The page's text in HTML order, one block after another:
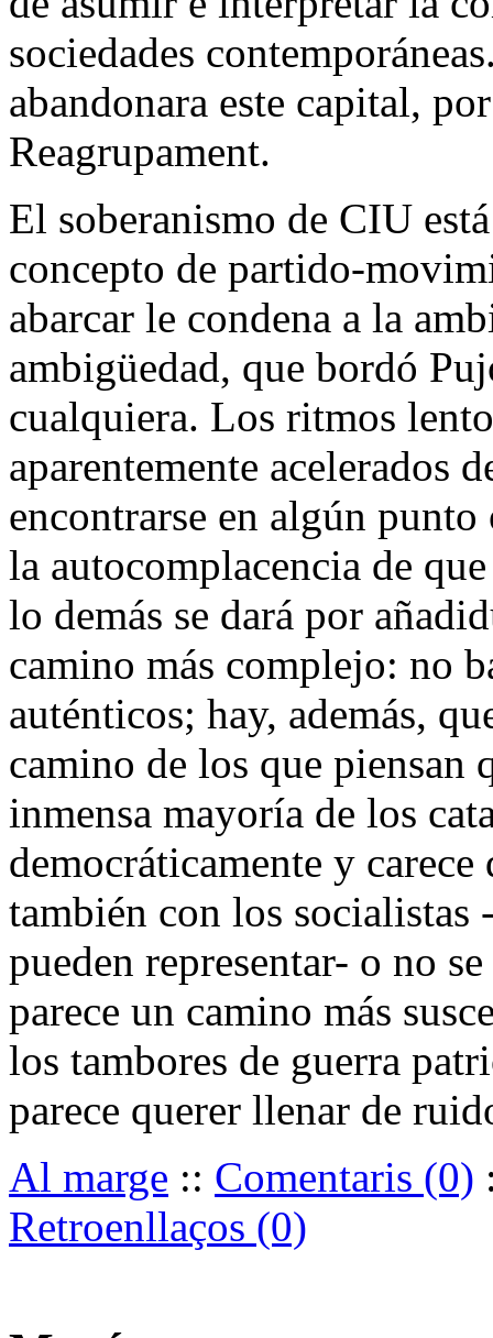
sociedades
abandonara este capital,
Reagrupament.
El soberanismo de CIU
concepto de partido-
abarcar le condena a la
ambigüedad, que bordó
cualquiera. Los ritmos
aparentemente acelerados
encontrarse en algún punto
la autocomplacencia de
lo demás se dará por
camino más complejo: no
auténticos; hay, además,
camino de los que piensan
inmensa mayoría de los
democráticamente y
también con los socialistas
pueden representar- o no
parece un camino más
los tambores de guerra
parece querer llenar de
Al marge :: Comentaris (0)
Retroenllaços (0)